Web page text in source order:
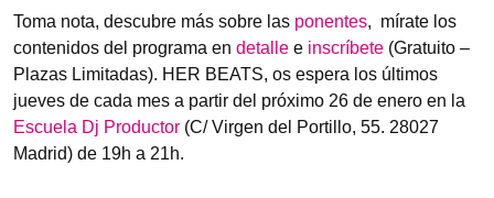
Toma nota, descubre más sobre las ponentes, mírate los
contenidos del programa en detalle e inscríbete (Gratuito –
Plazas Limitadas). HER BEATS, os espera los últimos
jueves de cada mes a partir del próximo 26 de enero en la
Escuela Dj Productor (C/ Virgen del Portillo, 55. 28027
Madrid) de 19h a 21h.